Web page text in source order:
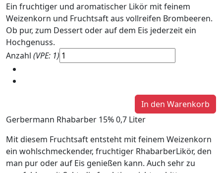
Ein fruchtiger und aromatischer Likör mit feinem
Weizenkorn und Fruchtsaft aus vollreifen Brombeeren.
Ob pur, zum Dessert oder auf dem Eis jederzeit ein
Hochgenuss.
Anzahl (VPE: 1)
Gerbermann Rhabarber 15% 0,7 Liter
Mit diesem Fruchtsaft entsteht mit feinem Weizenkorn
ein wohlschmeckender, fruchtiger RhabarberLikör, den
man pur oder auf Eis genießen kann. Auch sehr zu